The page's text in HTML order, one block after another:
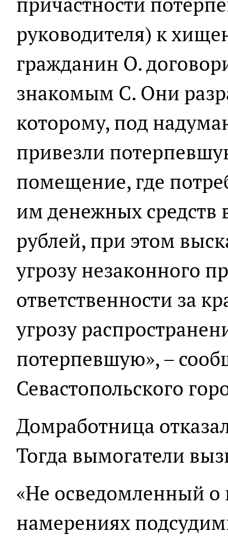
руководителя) к
гражданин О.
знакомым С. Они
которому, под
привезли
помещение, где
им денежных средств
рублей, при этом
угрозу незаконного
ответственности за
угрозу
потерпевшую», –
Севастопольского
Домработница
Тогда вымогатели
«Не осведомленный о
намерениях